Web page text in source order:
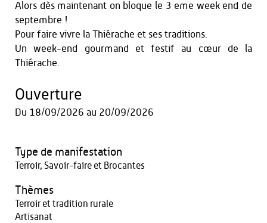
Alors dès maintenant on bloque le 3 eme week end de
septembre !
Pour faire vivre la Thiérache et ses traditions.
Un week-end gourmand et festif au cœur de la
Thiérache.
Ouverture
Du 18/09/2026 au 20/09/2026
Type de manifestation
Terroir, Savoir-faire et Brocantes
Thèmes
Terroir et tradition rurale
Artisanat